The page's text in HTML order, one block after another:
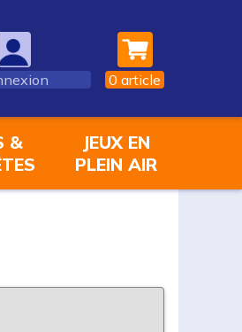
0 article
&
JEUX EN
PLEIN AIR